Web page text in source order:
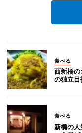
食べる
西新橋の
の独立目
食べる
新橋の人